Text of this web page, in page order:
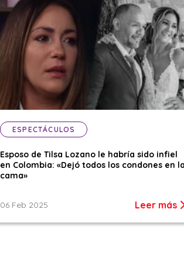
ESPECTÁCULOS
Esposo de Tilsa Lozano le habría sido infiel
en Colombia: «Dejó todos los condones en
cama»
06 Feb 2025 Leer más